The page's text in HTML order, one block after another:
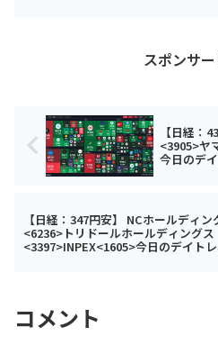
スポンサ
【日経：
<3905>ヤ
今日のデ
【日経：347円安】 NCホールディン
<6236>トリドールホールディングス
<3397>INPEX<1605>今日のデイトレ
コメント